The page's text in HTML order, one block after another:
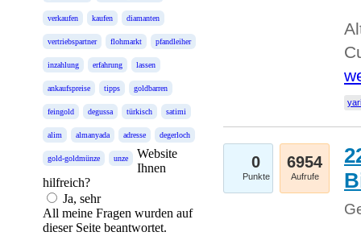
verkaufen kaufen diamanten
vertriebspartner flohmarkt pfandleiher
inzahlung erfahrung lassen
ankaufspreise tipps goldbarren
feingold degussa türkisch satimi
alim almanyada adresse degerloch
gold-goldmünze unze
Website
Ihnen
hilfreich?
Ja, sehr
All meine Fragen wurden auf
dieser Seite beantwortet.
0
Punkte
6954
Aufrufe